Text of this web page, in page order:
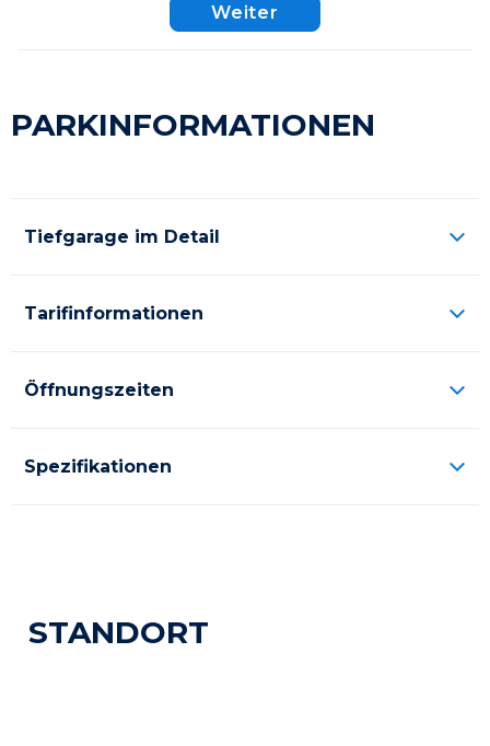
Weiter
PARKINFORMATIONEN
Tiefgarage im Detail
Tarifinformationen
Öffnungszeiten
Spezifikationen
STANDORT